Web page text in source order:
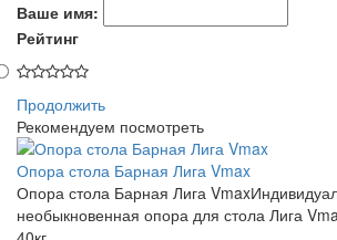
Ваше имя:
Рейтинг
Продолжить
Рекомендуем посмотреть
Опора стола Барная Лига Vmax
Опора стола Барная Лига
необыкновенная опора для стола Лига